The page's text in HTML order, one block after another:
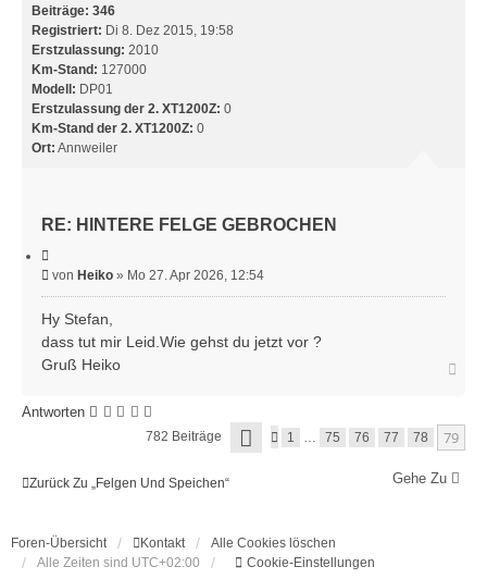
Beiträge: 346
Registriert: Di 8. Dez 2015, 19:58
Erstzulassung: 2010
Km-Stand: 127000
Modell: DP01
Erstzulassung der 2. XT1200Z: 0
Km-Stand der 2. XT1200Z: 0
Ort: Annweiler
RE: HINTERE FELGE GEBROCHEN
i
e
r
e
n
B
e
i
t
r
a
von Heiko » Mo 27. Apr 2026, 12:54
Hy Stefan,
dass tut mir Leid.Wie gehst du jetzt vor ?
Gruß Heiko
o
b
e
n
Antworten
782 Beiträge
V
O
N
V
O
G
E
1 … 75 76 77 78 79
Zurück Zu „Felgen Und Speichen“ Gehe Zu
Foren-Übersicht Kontakt
Alle Cookies löschen
Alle Zeiten sind UTC+02:00 Cookie-Einstellungen